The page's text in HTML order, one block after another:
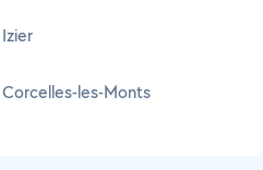
les-Monts